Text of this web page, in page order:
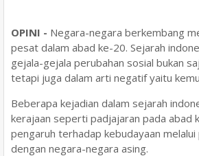
OPINI - Negara-negara berkembang
pesat dalam abad ke-20. Sejarah
gejala-gejala perubahan sosial bukan
tetapi juga dalam arti negatif yaitu
Beberapa kejadian dalam sejarah
kerajaan seperti padjajaran pada abad
pengaruh terhadap kebudayaan
dengan negara-negara asing.